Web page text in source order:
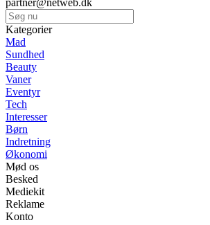
Kategorier
Mad
Sundhed
Beauty
Vaner
Eventyr
Tech
Interesser
Børn
Indretning
Økonomi
Mød os
Besked
Mediekit
Reklame
Konto